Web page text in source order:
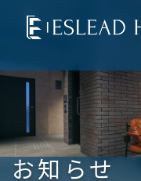
お知らせ